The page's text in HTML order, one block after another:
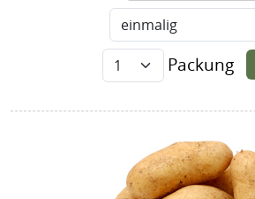
Packung